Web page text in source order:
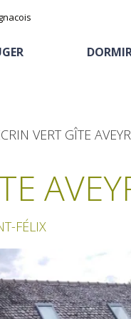
VERT GÎTE
FÉLIX